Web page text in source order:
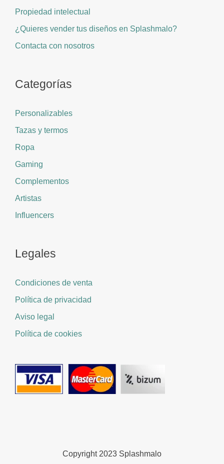
Propiedad intelectual
¿Quieres vender tus diseños en Splashmalo?
Contacta con nosotros
Categorías
Personalizables
Tazas y termos
Ropa
Gaming
Complementos
Artistas
Influencers
Legales
Condiciones de venta
Política de privacidad
Aviso legal
Política de cookies
Copyright 2023 Splashmalo